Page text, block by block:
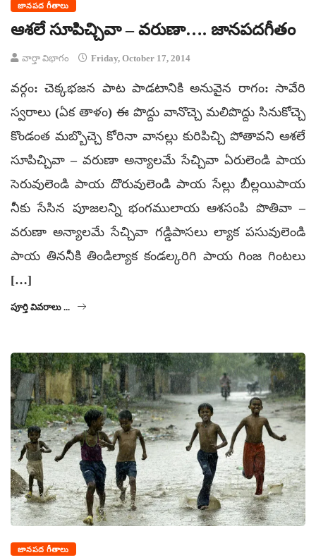
జానపద గీతాలు
ఆశలే సూపిచ్చివా – వరుణా…. జానపదగీతం
వార్తా విభాగం Friday, October 17, 2014
వర్గం: చెక్కభజన పాట పాడటానికి అనువైన రాగం: సావేరి
స్వరాలు (ఏక తాళం) ఈ పొద్దు వానొచ్చె మలిపొద్దు సినుకోచ్చె
కొండంత మబ్బొచ్చె కోరినా వానల్లు కురిపిచ్చి పోతావని ఆశలే
సూపిచ్చివా – వరుణా అన్యాలమే సేచ్చివా ఏరులెండి పాయ
సెరువులెండి పాయ దొరువులెండి పాయ సేల్లు బీల్లయిపాయ
నీకు సేసిన పూజలన్ని భంగములాయ ఆశసంపి పొతివా –
వరుణా అన్యాలమే సేచ్చివా గడ్డిపాసలు ల్యాక పసువులెండి
పాయ తిననీకి తిండిల్యాక కండల్కరిగి పాయ గింజ గింటలు
[…]
పూర్తి వివరాలు ...
జానపద గీతాలు